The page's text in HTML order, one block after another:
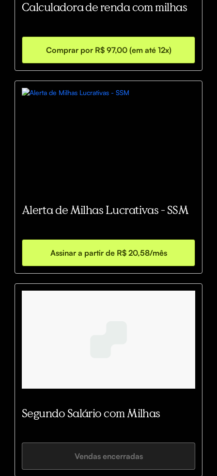
Calculadora de renda com milhas
Comprar por R$ 97,00 (em até 12x)
Alerta de Milhas Lucrativas - SSM
Assinar a partir de R$ 20,58/mês
Segundo Salário com Milhas
Vendas encerradas